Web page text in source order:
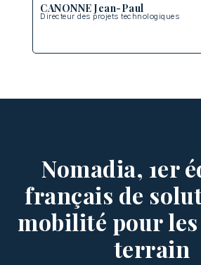
CANONNE Jean-Paul
Directeur des projets technologiques
Nomadia, 1er
français de
mobilité pour
terrain